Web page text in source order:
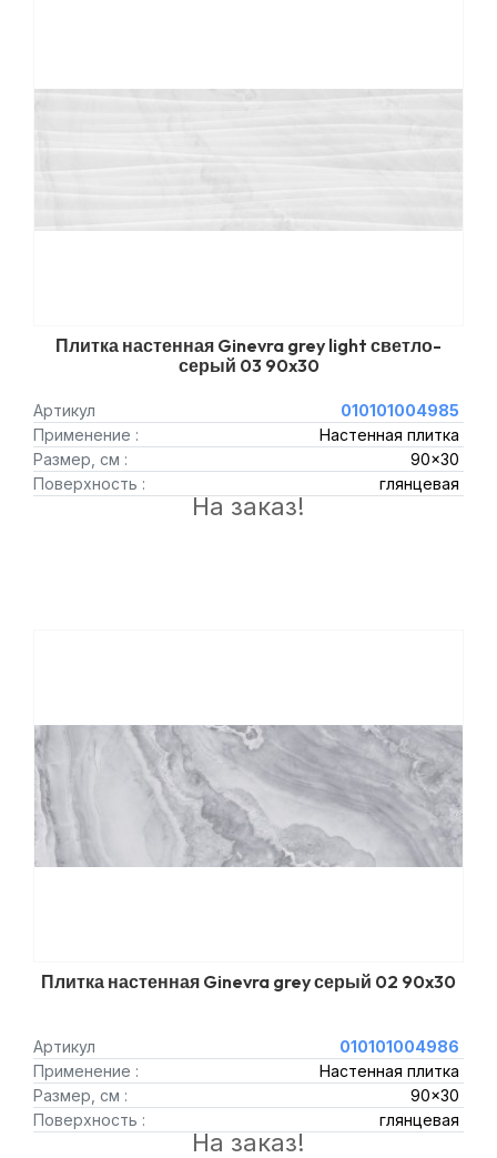
Плитка настенная Ginevra grey light светло-
серый 03 90x30
Артикул
010101004985
Применение :
Настенная плитка
Размер, см :
90x30
Поверхность :
глянцевая
На заказ!
Плитка настенная Ginevra grey серый 02 90x30
Артикул
010101004986
Применение :
Настенная плитка
Размер, см :
90x30
Поверхность :
глянцевая
На заказ!